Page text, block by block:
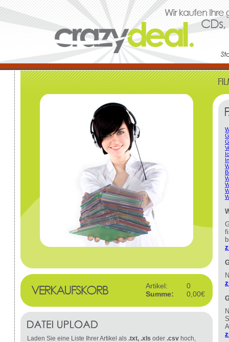
Artikel:
0
Summe:
0,00€
Laden Sie eine Liste Ihrer Artikel als .txt, .xls oder .csv hoch,